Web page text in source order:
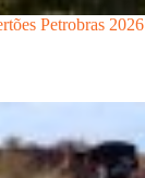
Petrobras 2026